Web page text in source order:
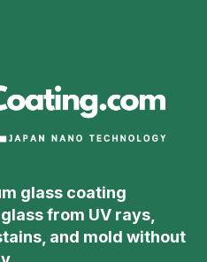
glass coating
from UV rays,
and mold without